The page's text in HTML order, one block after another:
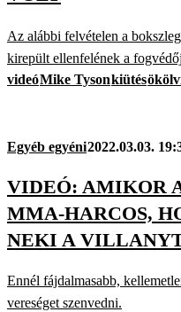
Az alábbi felvételen a
kirepült ellenfelének a
videóMike Tysonkiütés
Egyéb egyéni2022.03.03.
VIDEÓ: AMIKOR
MMA-HARCOS,
NEKI A
Ennél fájdalmasabb,
vereséget szenvedni.